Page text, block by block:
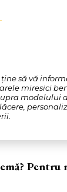
să vă
miresici
modelului
Pentru